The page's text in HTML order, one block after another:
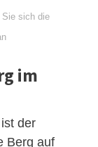
Sie sich die
im
der
Berg auf